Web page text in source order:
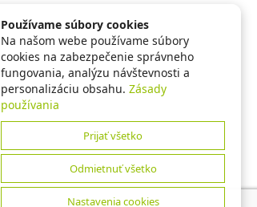
Používame súbory cookies
Na našom webe používame súbory
cookies na zabezpečenie správneho
fungovania, analýzu návštevnosti a
personalizáciu obsahu. Zásady
používania
Prijať všetko
Odmietnuť všetko
Nastavenia cookies